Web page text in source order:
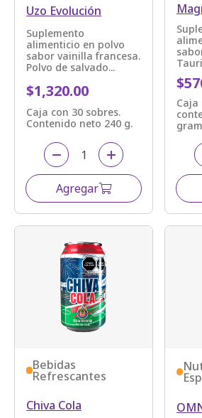
Uzo Evolución
Suplemento
alimenticio en polvo
sabor vainilla francesa.
Polvo de salvado...
$1,320.00
Caja con 30 sobres.
Contenido neto 240 g.
Agregar
Caja
Bebidas
Refrescantes
Chiva Cola